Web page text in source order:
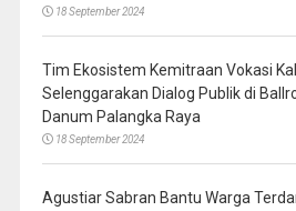
18 September 2024
Tim Ekosistem Kemitraan Vokasi
Selenggarakan Dialog Publik di
Danum Palangka Raya
18 September 2024
Agustiar Sabran Bantu Warga